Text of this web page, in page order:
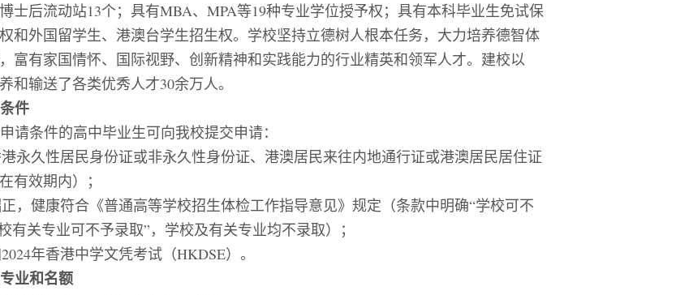
士后流动站13个； 具有MBA、MPA等19种专业学位授予权；具有本科毕业生免试保
和外国留学生、港澳台学生招生权。学校坚持立德树人根本任务，大力培养德智体
富有家国情怀、国际视野、创新精神和实践能力的行业精英和领军人才。建校以
和输送了各类优秀人才30余万人。
件
请条件的高中毕业生可向我校提交申请：
永久性居民身份证或非永久性身份证、港澳居民来往内地通行证或港澳居民居住证
有效期内）
；
，健康符合《普通高等学校招生体检工作指导意见》规定（条款中明确“学校可不
有关专业可不予录取”，学校及有关专业均不录取）；
2024年香港中学文凭考试（HKDSE） 。
业和名额